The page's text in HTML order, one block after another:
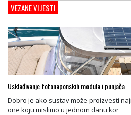
VEZANE VIJESTI
Usklađivanje fotonaponskih modula i punjača
Dobro je ako sustav može proizvesti
one koju mislimo u jednom danu kor